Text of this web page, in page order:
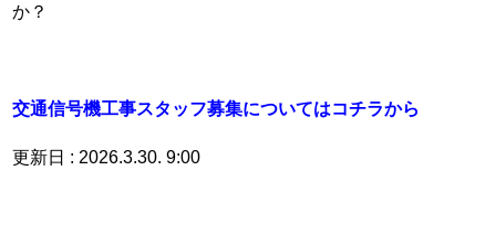
か？
交通信号機工事スタッフ募集についてはコチラから
更新日 : 2026.3.30. 9:00